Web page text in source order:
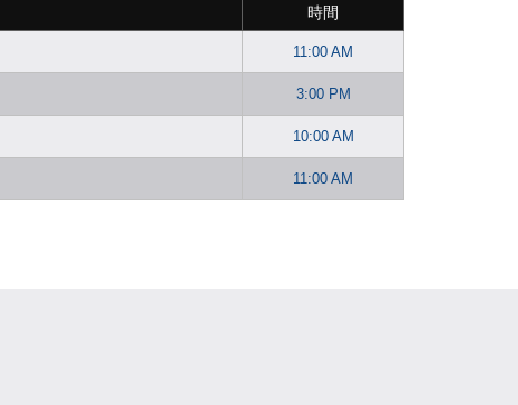
時間
11:00 AM
3:00 PM
10:00 AM
11:00 AM